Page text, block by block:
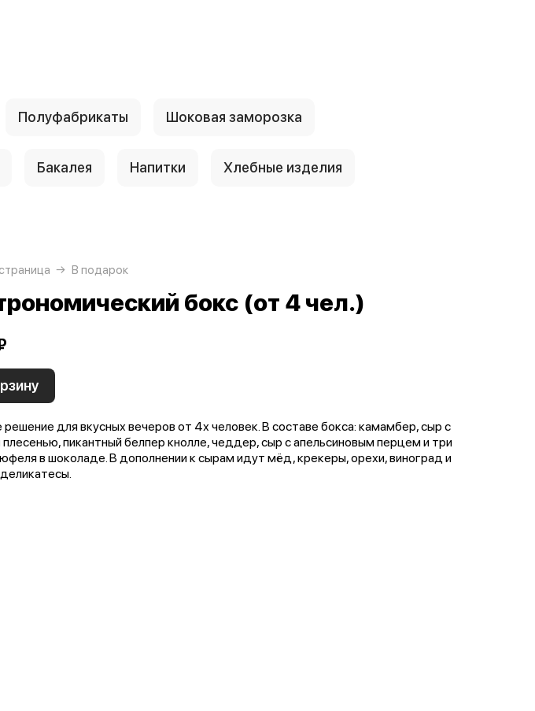
Полуфабрикаты Шоковая заморозка
Бакалея Напитки Хлебные изделия
В подарок
бокс (от 4 чел.)
решение для вкусных вечеров от 4х человек. В составе бокса: камамбер, сыр с
плесенью, пикантный белпер кнолле, чеддер, сыр с апельсиновым перцем и три
в шоколаде. В дополнении к сырам идут мёд, крекеры, орехи, виноград и